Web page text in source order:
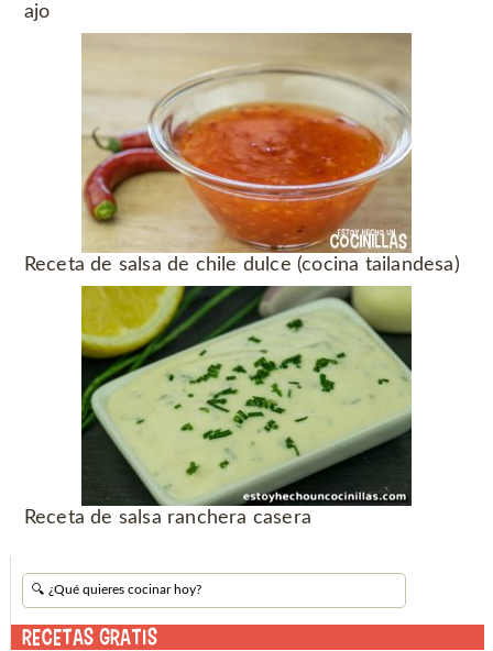
ajo
Receta de salsa de chile dulce (cocina tailandesa)
Receta de salsa ranchera casera
RECETAS GRATIS